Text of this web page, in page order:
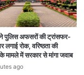
ने पुलिस अफसरों की ट्रांसफर-
लगाई रोक, वरिष्ठता की
मामले में सरकार से मांगा जवाब
ago